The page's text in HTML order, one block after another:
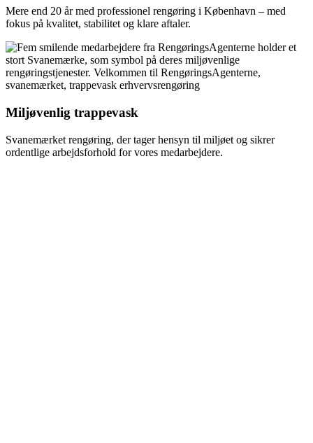
Mere end 20 år med professionel rengøring i København – med
fokus på kvalitet, stabilitet og klare aftaler.
Miljøvenlig trappevask
Svanemærket rengøring, der tager hensyn til miljøet og sikrer
ordentlige arbejdsforhold for vores medarbejdere.